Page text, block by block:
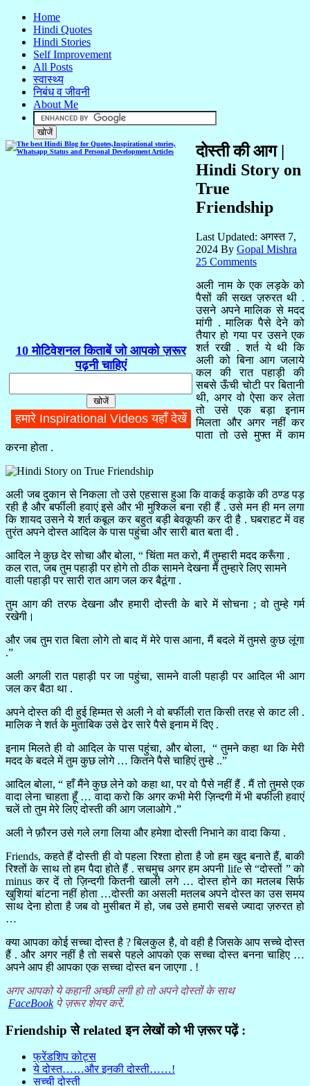
Home
Hindi Quotes
Hindi Stories
Self Improvement
All Posts
स्वास्थ्य
निबंध व जीवनी
About Me
10 मोटिवेशनल किताबें जो आपको ज़रूर
पढ़नी चाहिएं
दोस्ती की आग |
Hindi Story on
True
Friendship
Last Updated: अगस्त 7,
2024 By Gopal Mishra
25 Comments
अली नाम के एक लड़के को
पैसों की सख्त ज़रुरत थी .
उसने अपने मालिक से मदद
मांगी . मालिक पैसे देने को
तैयार हो गया पर उसने एक
शर्त रखी . शर्त ये थी कि
अली को बिना आग जलाये
कल की रात पहाड़ी की
सबसे ऊँची चोटी पर बितानी
थी, अगर वो ऐसा कर लेता
तो उसे एक बड़ा इनाम
मिलता और अगर नहीं कर
पाता तो उसे मुफ्त में काम
करना होता .
अली जब दुकान से निकला तो उसे एहसास हुआ कि वाकई कड़ाके की ठण्ड पड़
रही है और बर्फीली हवाएं इसे और भी मुश्किल बना रही हैं . उसे मन ही मन लगा
कि शायद उसने ये शर्त कबूल कर बहुत बड़ी बेवकूफी कर दी है . घबराहट में वह
तुरंत अपने दोस्त आदिल के पास पहुंचा और सारी बात बता दी .
आदिल ने कुछ देर सोचा और बोला, “ चिंता मत करो, मैं तुम्हारी मदद करूँगा .
कल रात, जब तुम पहाड़ी पर होगे तो ठीक सामने देखना मैं तुम्हारे लिए सामने
वाली पहाड़ी पर सारी रात आग जल कर बैठूंगा .
तुम आग की तरफ देखना और हमारी दोस्ती के बारे में सोचना ; वो तुम्हे गर्म
रखेगी।
और जब तुम रात बिता लोगे तो बाद में मेरे पास आना, मैं बदले में तुमसे कुछ लूंगा
.”
अली अगली रात पहाड़ी पर जा पहुंचा, सामने वाली पहाड़ी पर आदिल भी आग
जल कर बैठा था .
अपने दोस्त की दी हुई हिम्मत से अली ने वो बर्फीली रात किसी तरह से काट ली .
मालिक ने शर्त के मुताबिक उसे ढेर सारे पैसे इनाम में दिए .
इनाम मिलते ही वो आदिल के पास पहुंचा, और बोला, “ तुमने कहा था कि मेरी
मदद के बदले में तुम कुछ लोगे … कितने पैसे चाहिएं तुम्हे ..”
आदिल बोला, “ हाँ मैंने कुछ लेने को कहा था, पर वो पैसे नहीं हैं . मैं तो तुमसे एक
वादा लेना चाहता हूँ … वादा करो कि अगर कभी मेरी ज़िन्दगी में भी बर्फीली हवाएं
चलें तो तुम मेरे लिए दोस्ती की आग जलाओगे .”
अली ने फ़ौरन उसे गले लगा लिया और हमेशा दोस्ती निभाने का वादा किया .
Friends, कहते हैं दोस्ती ही वो पहला रिश्ता होता है जो हम खुद बनाते हैं, बाकी
रिश्तों के साथ तो हम पैदा होते हैं . सचमुच अगर हम अपनी life से “दोस्तों ” को
minus कर दें तो ज़िन्दगी कितनी खाली लगे … दोस्त होने का मतलब सिर्फ
खुशियां बांटना नहीं होता …दोस्ती का असली मतलब अपने दोस्त का उस समय
साथ देना होता है जब वो मुसीबत में हो, जब उसे हमारी सबसे ज्यादा ज़रुरत हो
…
क्या आपका कोई सच्चा दोस्त है ? बिलकुल है, वो वही है जिसके आप सच्चे दोस्त
हैं . और अगर नहीं है तो सबसे पहले आपको एक सच्चा दोस्त बनना चाहिए …
अपने आप ही आपका एक सच्चा दोस्त बन जाएगा . !
अगर आपको ये कहानी अच्छी लगी हो तो अपने दोस्तों के साथ
FaceBookपे ज़रूर शेयर करें.
Friendship से related इन लेखों को भी ज़रूर पढ़ें :
फ्रेंडशिप कोट्स
ये दोस्त……और इनकी दोस्ती……!
सच्ची दोस्ती